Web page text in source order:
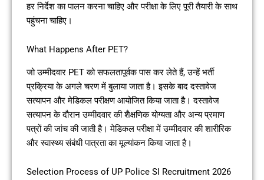
हर निर्देश का पालन करना चाहिए और परीक्षा के लिए पूरी तैयारी के साथ
पहुंचना चाहिए।
What Happens After PET?
जो उम्मीदवार PET को सफलतापूर्वक पास कर लेते हैं, उन्हें भर्ती
प्रक्रिया के अगले चरण में बुलाया जाता है। इसके बाद दस्तावेज
सत्यापन और मेडिकल परीक्षण आयोजित किया जाता है। दस्तावेज
सत्यापन के दौरान उम्मीदवार की शैक्षणिक योग्यता और अन्य प्रमाण
पत्रों की जांच की जाती है। मेडिकल परीक्षा में उम्मीदवार की शारीरिक
और स्वास्थ्य संबंधी पात्रता का मूल्यांकन किया जाता है।
Selection Process of UP Police SI Recruitment 2026